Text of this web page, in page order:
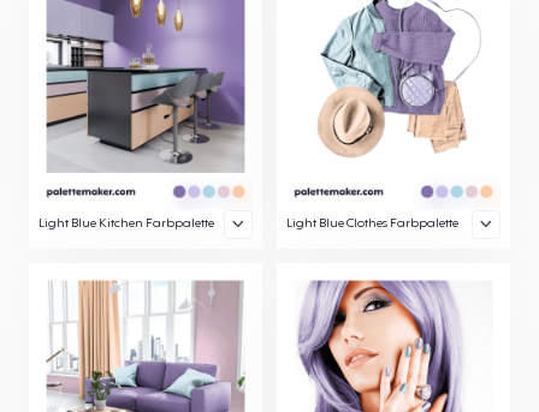
Light Blue Kitchen Farbpalette Light Blue Clothes Farbpalette